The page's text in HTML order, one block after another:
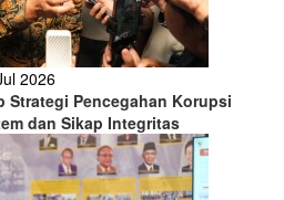
2026
Strategi Pencegahan Korupsi
dan Sikap Integritas